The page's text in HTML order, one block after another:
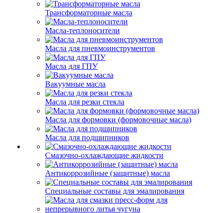
Трансформаторные масла
Масла-теплоносители
Масла для пневмоинструментов
Масла для ГПУ
Вакуумные масла
Масла для резки стекла
Масла для формовки (формовочные масла)
Масла для подшипников
Смазочно-охлаждающие жидкости
Антикоррозийные (защитные) масла
Специальные составы для эмалирования